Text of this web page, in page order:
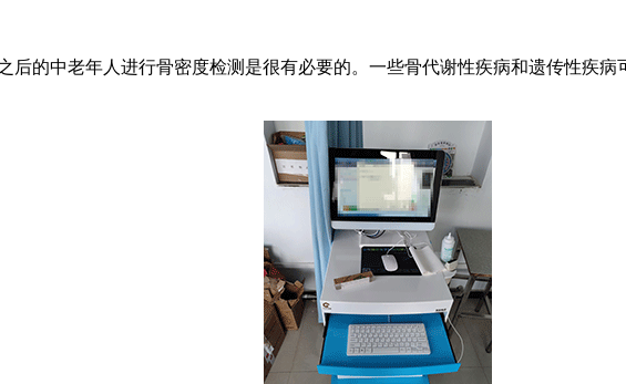
后的中老年人进行骨密度检测是很有必要的。一些骨代谢性疾病和遗传性疾